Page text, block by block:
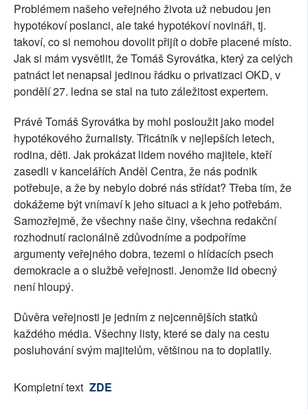
Problémem našeho veřejného života už nebudou jen
hypotékoví poslanci, ale také hypotékoví novináři, tj.
takoví, co si nemohou dovolit přijít o dobře placené místo.
Jak si mám vysvětlit, že Tomáš Syrovátka, který za celých
patnáct let nenapsal jedinou řádku o privatizaci OKD, v
pondělí 27. ledna se stal na tuto záležitost expertem.
Právě Tomáš Syrovátka by mohl posloužit jako model
hypotékového žurnalisty. Třicátník v nejlepších letech,
rodina, děti. Jak prokázat lidem nového majitele, kteří
zasedli v kancelářích Anděl Centra, že nás podnik
potřebuje, a že by nebylo dobré nás střídat? Třeba tím, že
dokážeme být vnímaví k jeho situaci a k jeho potřebám.
Samozřejmě, že všechny naše činy, všechna redakční
rozhodnutí racionálně zdůvodníme a podpoříme
argumenty veřejného dobra, tezemi o hlídacích psech
demokracie a o službě veřejnosti. Jenomže lid obecný
není hloupý.
Důvěra veřejnosti je jedním z nejcennějších statků
každého média. Všechny listy, které se daly na cestu
posluhování svým majitelům, většinou na to doplatily.
Kompletní text ZDE